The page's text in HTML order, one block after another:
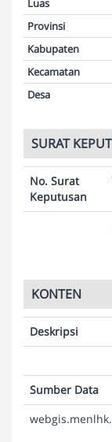
Luas
Provinsi
Kabupaten
Kecamatan
Desa
SURAT
No. Surat
Keputusan
KONTEN
Deskripsi
Sumber Data